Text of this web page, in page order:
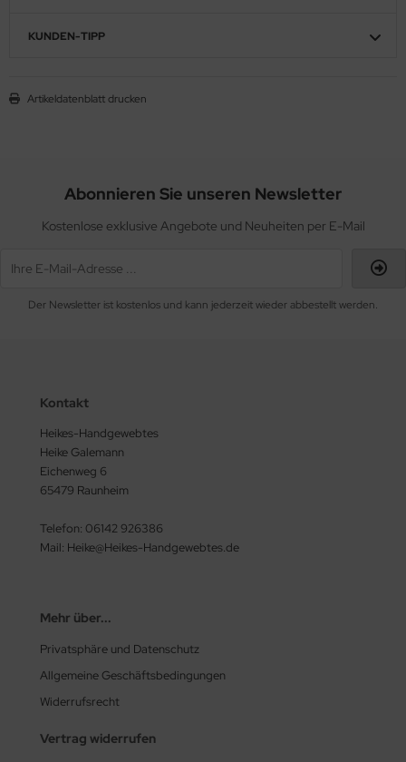
KUNDEN-TIPP
Artikeldatenblatt drucken
Abonnieren Sie unseren Newsletter
Kostenlose exklusive Angebote und Neuheiten per E-Mail
Der Newsletter ist kostenlos und kann jederzeit wieder abbestellt werden.
Kontakt
Heikes-Handgewebtes
Heike Galemann
Eichenweg 6
65479 Raunheim
Telefon: 06142 926386
Mail: Heike@Heikes-Handgewebtes.de
Mehr über...
Privatsphäre und Datenschutz
Allgemeine Geschäftsbedingungen
Widerrufsrecht
Vertrag widerrufen